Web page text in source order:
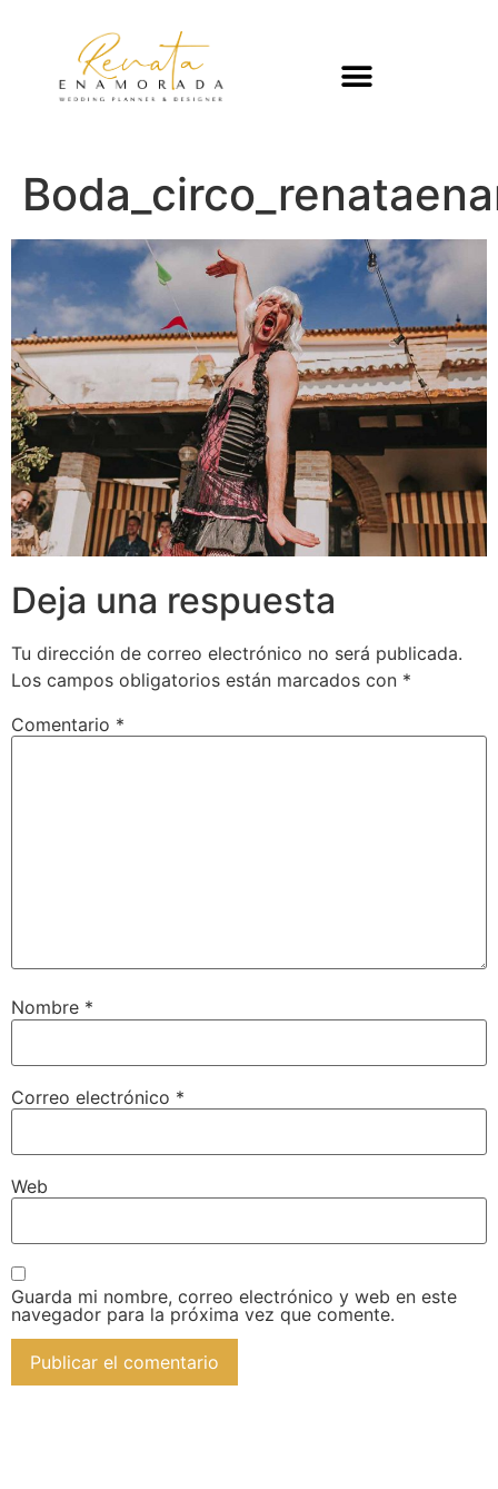
Deja una respuesta
Tu dirección de correo electrónico no será publicada.
Los campos obligatorios están marcados con *
Comentario *
Nombre *
Correo electrónico *
Web
Guarda mi nombre, correo electrónico y web en este
navegador para la próxima vez que comente.